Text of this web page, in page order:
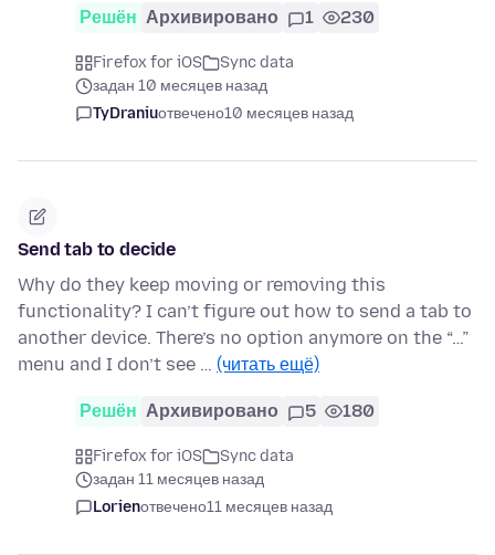
Решён Архивировано 1 230
Firefox for iOS
Sync data
задан 10 месяцев назад
TyDraniuотвечено10 месяцев назад
Send tab to decide
Why do they keep moving or removing this
functionality? I can’t figure out how to send a tab to
another device. There’s no option anymore on the “…”
menu and I don’t see … (читать ещё)
Решён Архивировано 5 180
Firefox for iOS
Sync data
задан 11 месяцев назад
Lorienотвечено11 месяцев назад